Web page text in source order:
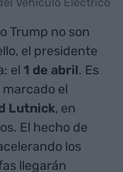
Vehículo Eléctrico
Trump no son
el presidente
el 1 de abril. Es
el
Lutnick, en
El hecho de
los
llegarán